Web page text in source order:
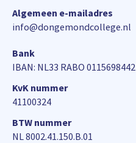
Algemeen e-mailadres
info@dongemondcollege.nl
Bank
IBAN: NL33 RABO 0115698442
KvK nummer
41100324
BTW nummer
NL 8002.41.150.B.01